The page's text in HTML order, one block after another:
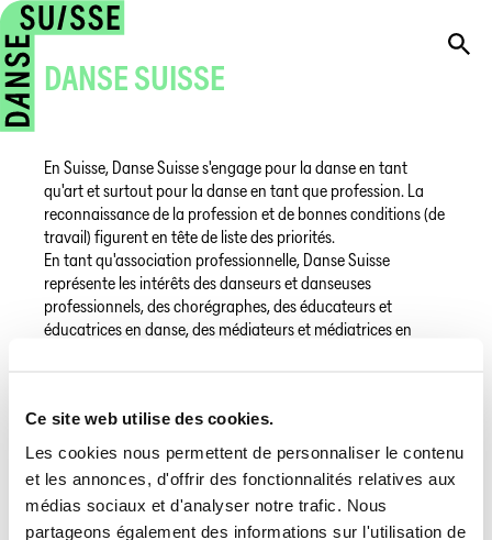
Ce site web utilise des cookies.
Les cookies nous permettent de personnaliser le contenu
et les annonces, d'offrir des fonctionnalités relatives aux
médias sociaux et d'analyser notre trafic. Nous
partageons également des informations sur l'utilisation de
DANSE SUISSE
En Suisse, Danse Suisse s'engage pour la danse en tant
qu'art et surtout pour la danse en tant que profession. La
reconnaissance de la profession et de bonnes conditions (de
travail) figurent en tête de liste des priorités.
En tant qu'association professionnelle, Danse Suisse
représente les intérêts des danseurs et danseuses
professionnels, des chorégraphes, des éducateurs et
éducatrices en danse, des médiateurs et médiatrices en
organisationnel dans toutes les questions de formation et de
formation continue, de reconnaissance professionnelle, de
pratique professionnelle, de reconversion et de sécurité
sociale.